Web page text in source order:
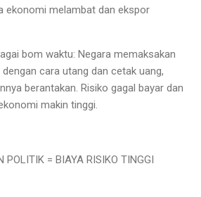
ekonomi melambat dan ekspor
bom waktu: Negara memaksakan
cara utang dan cetak uang,
berantakan. Risiko gagal bayar dan
makin tinggi.
POLITIK = BIAYA RISIKO TINGGI